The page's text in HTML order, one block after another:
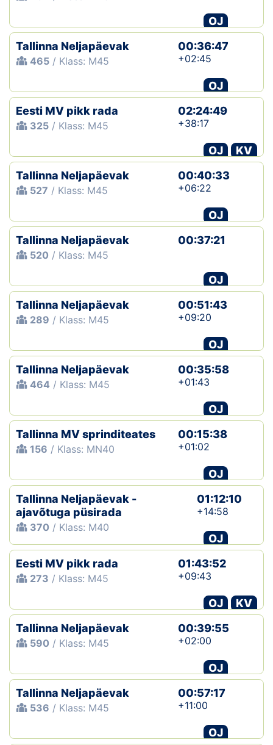
OJ
Tallinna Neljapäevak
465 / Klass: M45
00:36:47
+02:45
OJ
Eesti MV pikk rada
325 / Klass: M45
02:24:49
+38:17
OJ
KV
Tallinna Neljapäevak
527 / Klass: M45
00:40:33
+06:22
OJ
Tallinna Neljapäevak
520 / Klass: M45
00:37:21
OJ
Tallinna Neljapäevak
289 / Klass: M45
00:51:43
+09:20
OJ
Tallinna Neljapäevak
464 / Klass: M45
00:35:58
+01:43
OJ
Tallinna MV sprinditeates
156 / Klass: MN40
00:15:38
+01:02
OJ
Tallinna Neljapäevak -
ajavõtuga püsirada
370 / Klass: M40
01:12:10
+14:58
OJ
Eesti MV pikk rada
273 / Klass: M45
01:43:52
+09:43
OJ
KV
Tallinna Neljapäevak
590 / Klass: M45
00:39:55
+02:00
OJ
Tallinna Neljapäevak
536 / Klass: M45
00:57:17
+11:00
OJ